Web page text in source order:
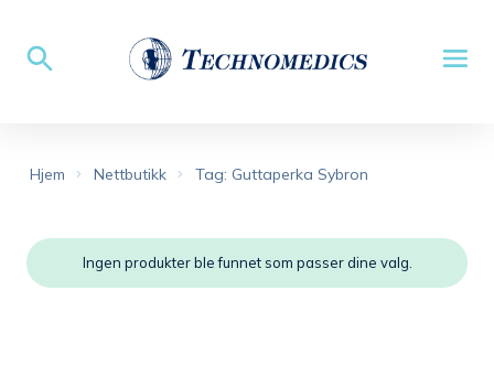
Hjem Nettbutikk Tag: Guttaperka Sybron
Ingen produkter ble funnet som passer dine valg.